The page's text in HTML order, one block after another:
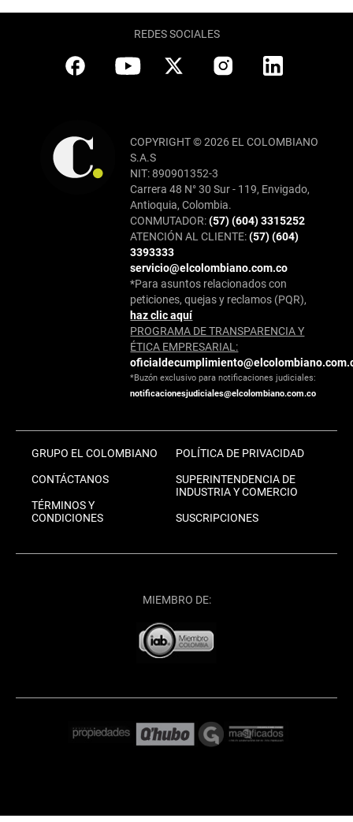
REDES SOCIALES
COPYRIGHT © 2026 EL COLOMBIANO
S.A.S
NIT: 890901352-3
Carrera 48 N° 30 Sur - 119, Envigado,
Antioquia, Colombia.
CONMUTADOR:(57) (604) 3315252
ATENCIÓN AL CLIENTE:(57) (604)
3393333
servicio@elcolombiano.com.co
*Para asuntos relacionados con
peticiones, quejas y reclamos (PQR),
haz clic aquí
PROGRAMA DE TRANSPARENCIA Y
ÉTICA EMPRESARIAL:
*Buzón exclusivo para notificaciones judiciales:
notificacionesjudiciales@elcolombiano.com.co
GRUPO EL COLOMBIANO
CONTÁCTANOS
TÉRMINOS Y
CONDICIONES
POLÍTICA DE PRIVACIDAD
SUPERINTENDENCIA DE
INDUSTRIA Y COMERCIO
SUSCRIPCIONES
MIEMBRO DE: